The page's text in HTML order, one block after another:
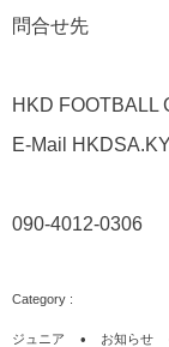
問合せ先
HKD FOOTBALL
E-Mail
090-4012-0306
ジュニア お知らせ